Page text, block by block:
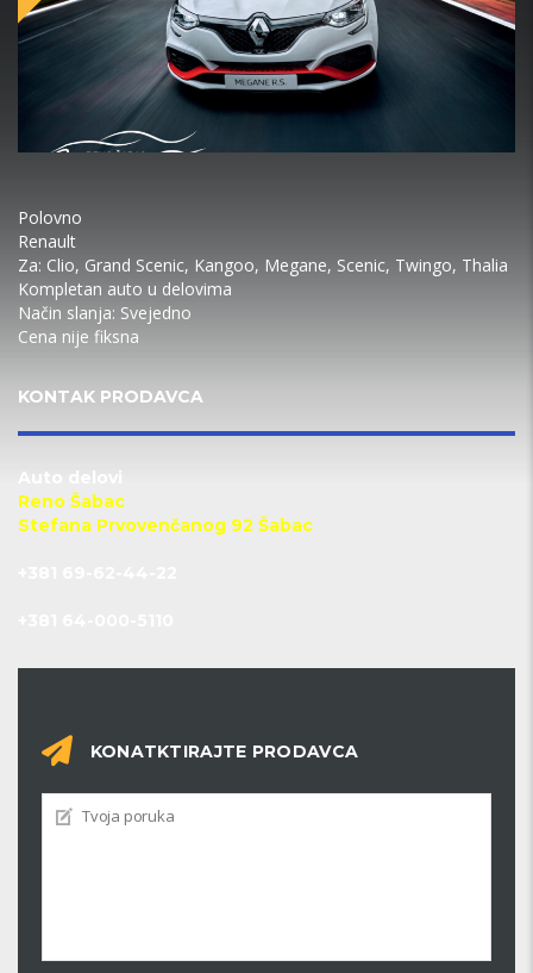
Polovno
Renault
Za: Clio, Grand Scenic, Kangoo, Megane, Scenic, Twingo, Thalia
Kompletan auto u delovima
Način slanja: Svejedno
Cena nije fiksna
KONTAK PRODAVCA
Auto delovi
Reno Šabac
Stefana Prvovenčanog 92 Šabac
KONATKTIRAJTE PRODAVCA